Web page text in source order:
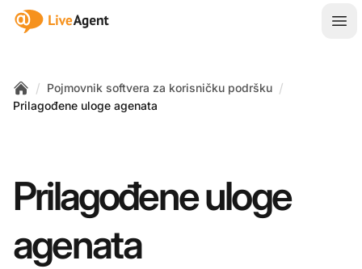
:site.title
Home
/ Pojmovnik softvera za korisničku podršku /
Prilagođene uloge agenata
Prilagođene uloge
agenata